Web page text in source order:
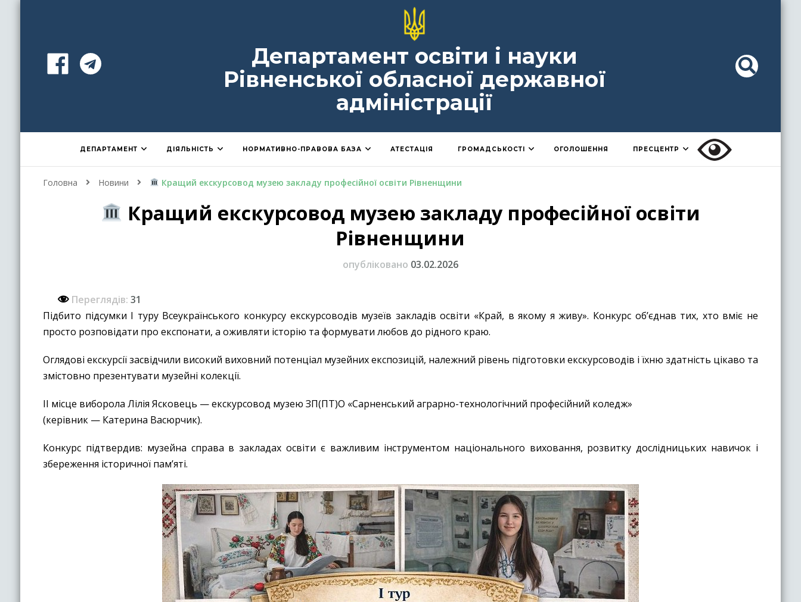
Департамент освіти і науки
Рівненської обласної державної
адміністрації
ДЕПАРТАМЕНТ ДІЯЛЬНІСТЬ НОРМАТИВНО-ПРАВОВА БАЗА АТЕСТАЦІЯ ГРОМАДСЬКОСТІ ОГОЛОШЕННЯ ПРЕСЦЕНТР
Головна Новини Кращий екскурсовод музею закладу професійної освіти Рівненщини
Кращий екскурсовод музею закладу професійної освіти
Рівненщини
опубліковано 03.02.2026
Переглядів: 31
Підбито підсумки I туру Всеукраїнського конкурсу екскурсоводів музеїв закладів освіти «Край, в якому я живу». Конкурс об’єднав тих, хто вміє не
просто розповідати про експонати, а оживляти історію та формувати любов до рідного краю.
Оглядові екскурсії засвідчили високий виховний потенціал музейних експозицій, належний рівень підготовки екскурсоводів і їхню здатність цікаво та
змістовно презентувати музейні колекції.
ІІ місце виборола Лілія Ясковець — екскурсовод музею ЗП(ПТ)О «Сарненський аграрно-технологічний професійний коледж»
(керівник — Катерина Васюрчик).
Конкурс підтвердив: музейна справа в закладах освіти є важливим інструментом національного виховання, розвитку дослідницьких навичок і
збереження історичної пам’яті.